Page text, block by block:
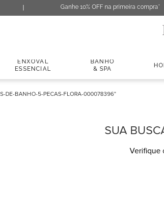
Ganhe 10% OFF na primeira compra*
ENXOVAL
ESSENCIAL
BANHO
& SPA
DE-BANHO-5-PECAS-FLORA-000078396
SUA
Verifique